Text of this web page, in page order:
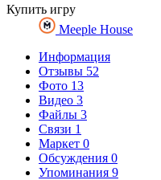
Купить игру
Meeple House
Информация
Отзывы 52
Фото 13
Видео 3
Файлы 3
Связи 1
Маркет 0
Обсуждения 0
Упоминания 9